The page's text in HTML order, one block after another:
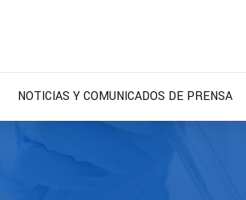
NOTICIAS Y COMUNICADOS DE PRENSA